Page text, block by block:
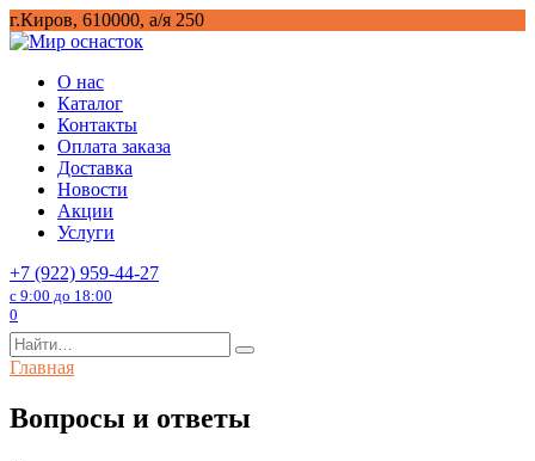
Перейти
к
г.Киров, 610000, а/я 250
О нас
Каталог
Контакты
Оплата заказа
Доставка
Новости
Акции
Услуги
+7 (922) 959-44-27
с 9:00 до 18:00
0
Search
for:
Главная
Вопросы и ответы